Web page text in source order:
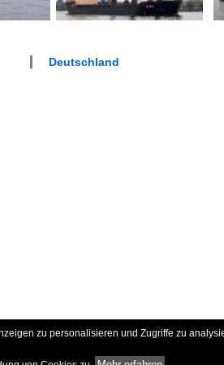
Deutschland
zu personalisieren und Zugriffe zu